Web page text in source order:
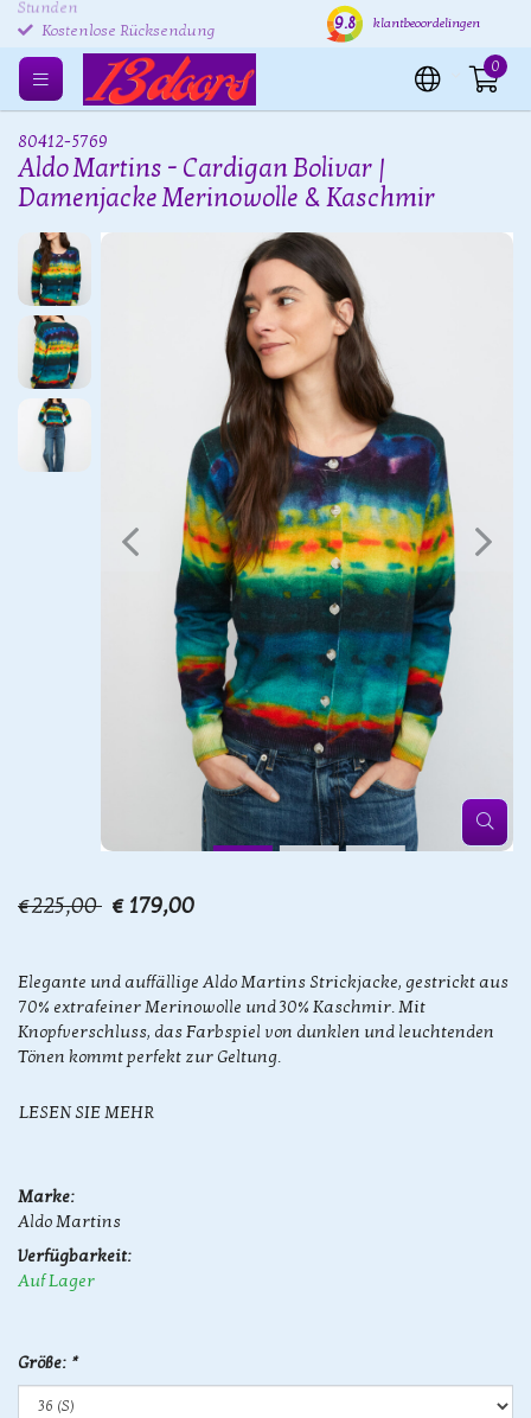
Kostenlose Rücksendung
EU
Versand innerhalb von 24
Stunden
Kostenloser Versand EU
9.8 klantbeoordelingen
0
80412-5769
Aldo Martins - Cardigan Bolivar |
Damenjacke Merinowolle & Kaschmir
€225,00 € 179,00
Elegante und auffällige Aldo Martins Strickjacke, gestrickt aus
70% extrafeiner Merinowolle und 30% Kaschmir. Mit
Knopfverschluss, das Farbspiel von dunklen und leuchtenden
Tönen kommt perfekt zur Geltung.
LESEN SIE MEHR
Marke:
Aldo Martins
Verfügbarkeit:
Auf Lager
Größe: *